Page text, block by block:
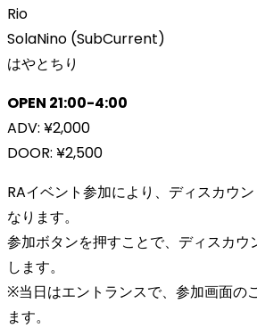
Rio
SolaNino (SubCurrent)
はやとちり
OPEN 21:00-4:00
ADV: ¥2,000
DOOR: ¥2,500
RAイベント参加により、ディスカウ
なります。
参加ボタンを押すことで、ディスカウ
します。
※当日はエントランスで、参加画面の
ます。